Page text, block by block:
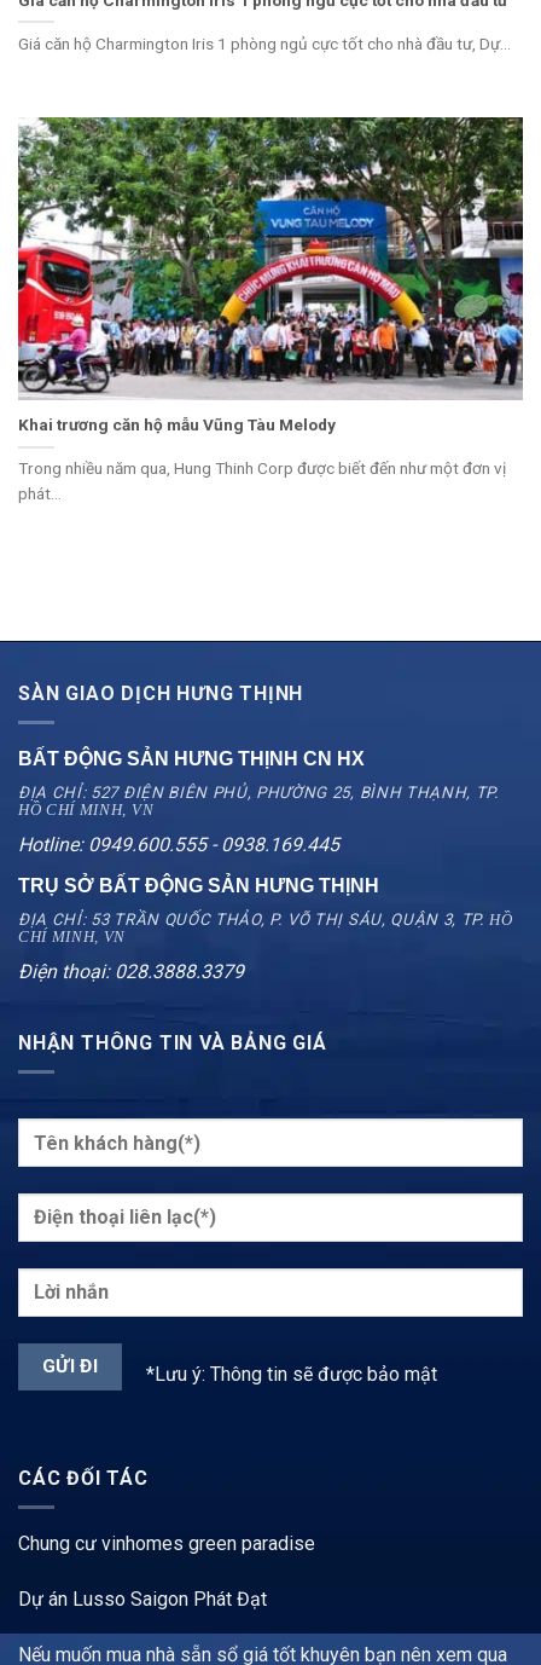
Giá căn hộ Charmington Iris 1 phòng ngủ cực tốt cho nhà đầu tư, Dự...
Khai trương căn hộ mẫu Vũng Tàu Melody
Trong nhiều năm qua, Hung Thinh Corp được biết đến như một đơn vị
phát...
SÀN GIAO DỊCH HƯNG THỊNH
BẤT ĐỘNG SẢN HƯNG THỊNH CN HX
ĐỊA CHỈ: 527 ĐIỆN BIÊN PHỦ, PHƯỜNG 25, BÌNH THẠNH, TP.
HỒ CHÍ MINH, VN
Hotline: 0949.600.555 - 0938.169.445
TRỤ SỞ BẤT ĐỘNG SẢN HƯNG THỊNH
ĐỊA CHỈ: 53 TRẦN QUỐC THẢO, P. VÕ THỊ SÁU, QUẬN 3, TP.HỒ
CHÍ MINH, VN
Điện thoại: 028.3888.3379
NHẬN THÔNG TIN VÀ BẢNG GIÁ
*Lưu ý: Thông tin sẽ được bảo mật
CÁC ĐỐI TÁC
Chung cư vinhomes green paradise
Dự án Lusso Saigon Phát Đạt
Nếu muốn mua nhà sẵn sổ giá tốt khuyên bạn nên xem qua